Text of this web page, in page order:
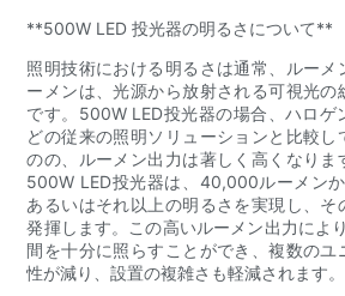
**500W LED 投光器の明るさについて**
照明技術における明るさは通常、ルーメ
ーメンは、光源から放射される可視光の
です。500W LED投光器の場合、ハロゲ
どの従来の照明ソリューションと比較し
のの、ルーメン出力は著しく高くなりま
500W LED投光器は、40,000ルーメン
あるいはそれ以上の明るさを実現し、そ
発揮します。この高いルーメン出力によ
間を十分に照らすことができ、複数のユ
性が減り、設置の複雑さも軽減されます。